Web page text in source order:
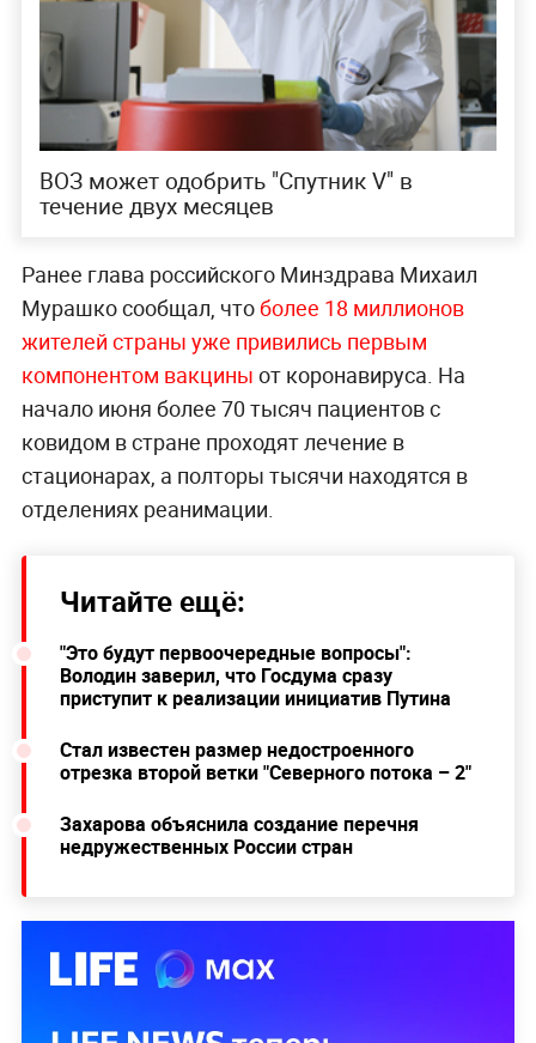
ВОЗ может одобрить "Спутник V" в
течение двух месяцев
Ранее глава российского Минздрава Михаил
Мурашко сообщал, чтоболее 18 миллионов
жителей страны уже привились первым
компонентом вакцины от коронавируса. На
начало июня более 70 тысяч пациентов с
ковидом в стране проходят лечение в
стационарах, а полторы тысячи находятся в
отделениях реанимации.
Читайте ещё:
"Это будут первоочередные вопросы":
Володин заверил, что Госдума сразу
приступит к реализации инициатив Путина
Стал известен размер недостроенного
отрезка второй ветки "Северного потока – 2"
Захарова объяснила создание перечня
недружественных России стран